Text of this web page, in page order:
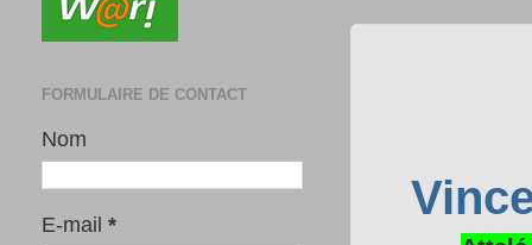
FORMULAIRE DE CONTACT
Nom
E-mail *